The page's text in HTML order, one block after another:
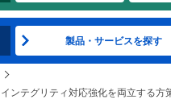
製品・サービスを探す
ンテグリティ対応強化を両立する